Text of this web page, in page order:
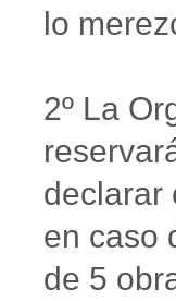
lo
2º La
declarar
en caso
de 5